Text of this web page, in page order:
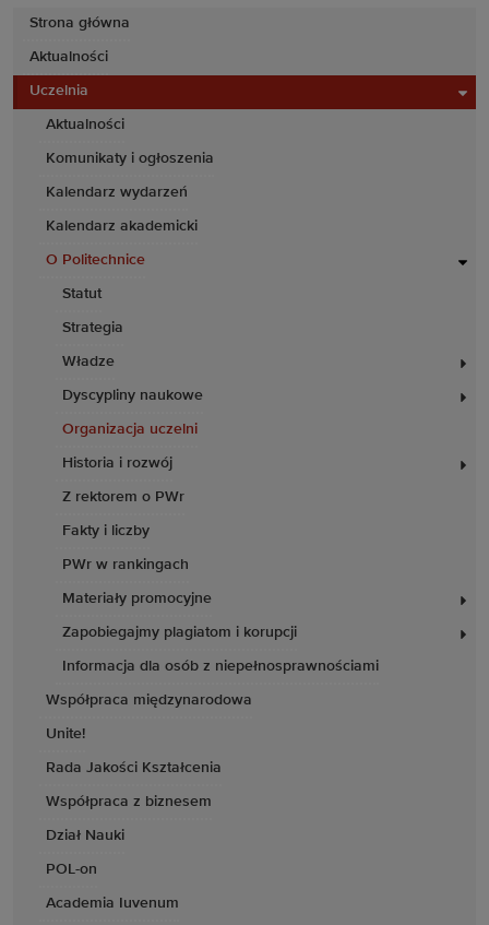
Strona główna
Aktualności
Uczelnia
Aktualności
Komunikaty i ogłoszenia
Kalendarz wydarzeń
Kalendarz akademicki
O Politechnice
Statut
Strategia
Władze
Dyscypliny naukowe
Organizacja uczelni
Historia i rozwój
Z rektorem o PWr
Fakty i liczby
PWr w rankingach
Materiały promocyjne
Zapobiegajmy plagiatom i korupcji
Informacja dla osób z niepełnosprawnościami
Współpraca międzynarodowa
Unite!
Rada Jakości Kształcenia
Współpraca z biznesem
Dział Nauki
POL-on
Academia Iuvenum